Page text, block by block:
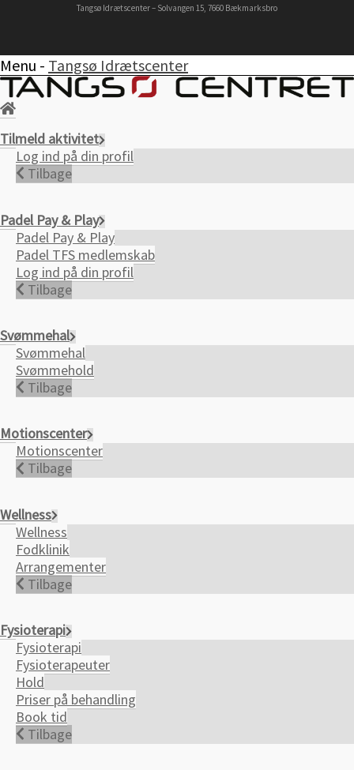
Tangsø Idrætscenter – Solvangen 15, 7660 Bækmarksbro
Menu - Tangsø Idrætscenter
Tilmeld aktivitet
Log ind på din profil
Tilbage
Padel Pay & Play
Padel Pay & Play
Padel TFS medlemskab
Log ind på din profil
Tilbage
Svømmehal
Svømmehal
Svømmehold
Tilbage
Motionscenter
Motionscenter
Tilbage
Wellness
Wellness
Fodklinik
Arrangementer
Tilbage
Fysioterapi
Fysioterapi
Fysioterapeuter
Hold
Priser på behandling
Book tid
Tilbage